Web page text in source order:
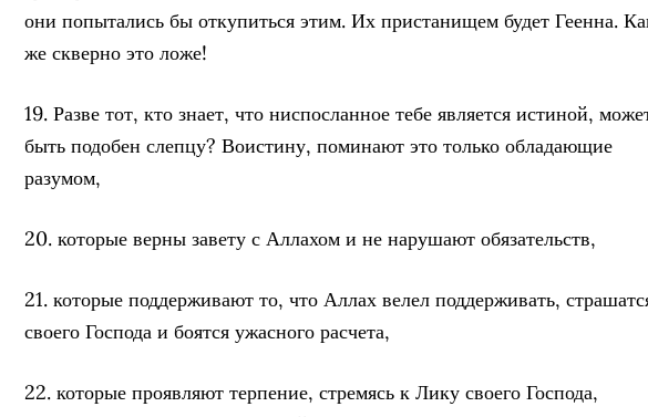
они попытались бы откупиться этим. Их пристанищем будет Геенна.
же скверно это ложе!
19. Разве тот, кто знает, что ниспосланное тебе является истиной,
быть подобен слепцу? Воистину, поминают это только обладающие
разумом,
20. которые верны завету с Аллахом и не нарушают обязательств,
21. которые поддерживают то, что Аллах велел поддерживать,
своего Господа и боятся ужасного расчета,
22. которые проявляют терпение, стремясь к Лику своего Господа,